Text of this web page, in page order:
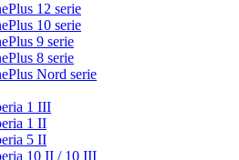
12 serie
10 serie
9 serie
8 serie
Nord serie
1 III
1 II
5 II
10 II / 10 III